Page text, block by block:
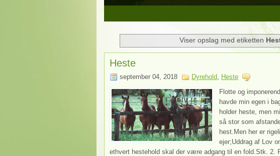
Viser opslag med etiketten
Heste
september 04, 2018 Dyrehold Heste
Flotte og
havde min egen i
holder heste, men
så stor som
hest.Men her er
ejer;Uddrag af Lov
ethvert hestehold skal der være adgang til en fold.Stk. 2.